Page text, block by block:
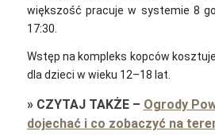
większość pracuje w systemie 8
17:30.
Wstęp na kompleks kopców
dla dzieci w wieku 12–18 lat.
» CZYTAJ TAKŻE– Ogrody
dojechać i co zobaczyć na